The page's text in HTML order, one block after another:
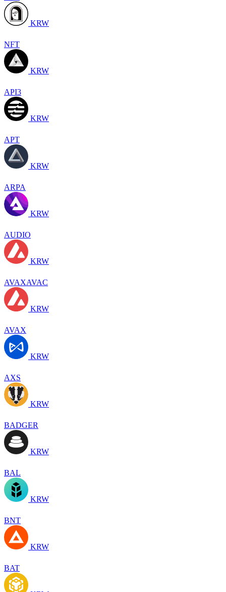
KRW
NFT
KRW
API3
KRW
APT
KRW
ARPA
KRW
AUDIO
KRW
AVAXAVAC
KRW
AVAX
KRW
AXS
KRW
BADGER
KRW
BAL
KRW
BNT
KRW
BAT